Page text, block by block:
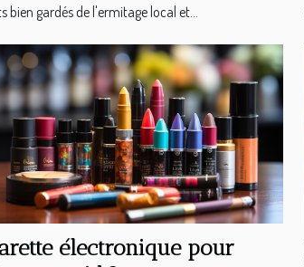
bien gardés de l'ermitage local et...
électronique pour